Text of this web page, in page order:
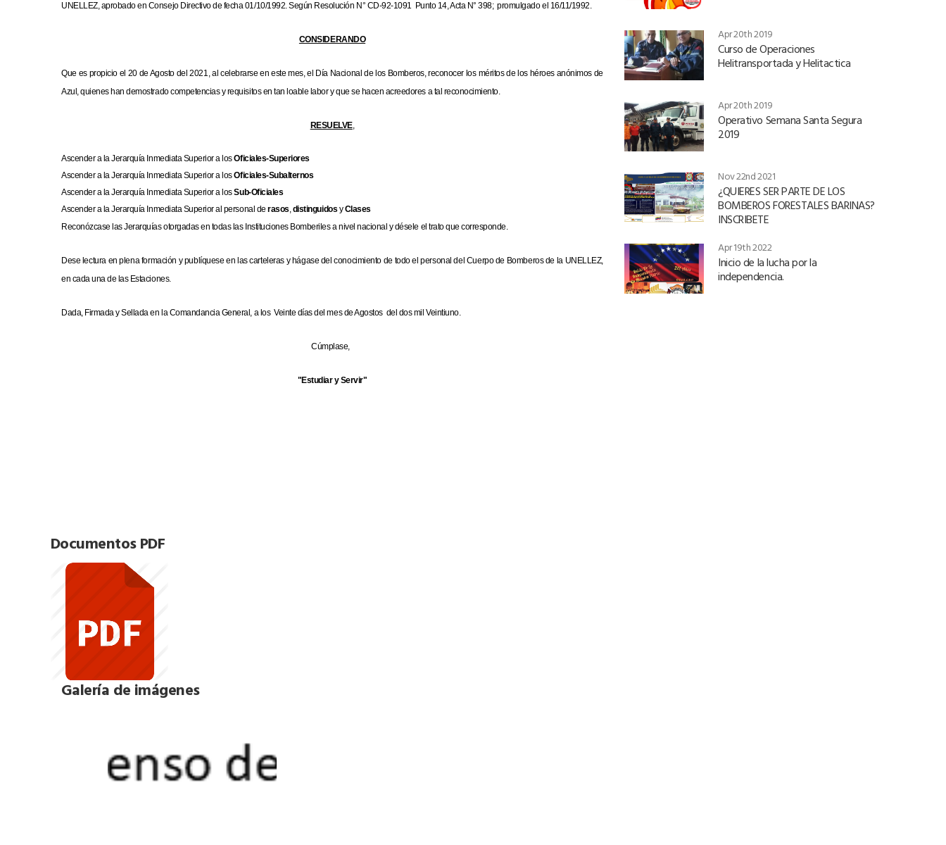
UNELLEZ, aprobado en Consejo Directivo de fecha 01/10/1992. Según Resolución N° CD-92-1091 Punto 14, Acta N° 398; promulgado el 16/11/1992.
CONSIDERANDO
Que es propicio el 20 de Agosto del 2021, al celebrarse en este mes, el Día Nacional de los Bomberos, reconocer los méritos de los héroes anónimos de
Azul, quienes han demostrado competencias y requisitos en tan loable labor y que se hacen acreedores a tal reconocimiento.
RESUELVE,
Ascender a la Jerarquía Inmediata Superior a losOficiales-Superiores
Ascender a la Jerarquía Inmediata Superior a losOficiales-Subalternos
Ascender a la Jerarquía Inmediata Superior a losSub-Oficiales
Ascender a la Jerarquía Inmediata Superior al personal derasos,distinguidos yClases
Reconózcase las Jerarquías otorgadas en todas las Instituciones Bomberiles a nivel nacional y désele el trato que corresponde.
Dese lectura en plena formación y publíquese en las carteleras y hágase del conocimiento de todo el personal del Cuerpo de Bomberos de la UNELLEZ,
en cada una de las Estaciones.
Dada, Firmada y Sellada en la Comandancia General, a los Veinte días del mes de Agostos del dos mil Veintiuno.
Cúmplase,
"Estudiar y Servir"
Documentos PDF
Galería de imágenes
Apr 20th 2019
Curso de Operaciones
Helitransportada y Helitactica
Apr 20th 2019
Operativo Semana Santa Segura
2019
Nov 22nd 2021
¿QUIERES SER PARTE DE LOS
BOMBEROS FORESTALES BARINAS?
INSCRIBETE
Apr 19th 2022
Inicio de la lucha por la
independencia.